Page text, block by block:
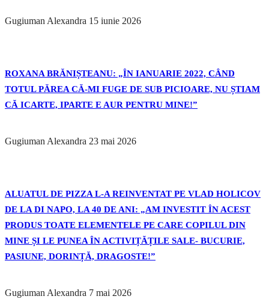
Gugiuman Alexandra 15 iunie 2026
ROXANA BRĂNIȘTEANU: „ÎN IANUARIE 2022, CÂND
TOTUL PĂREA CĂ-MI FUGE DE SUB PICIOARE, NU ȘTIAM
CĂ ICARTE, IPARTE E AUR PENTRU MINE!”
Gugiuman Alexandra 23 mai 2026
ALUATUL DE PIZZA L-A REINVENTAT PE VLAD HOLICOV
DE LA DI NAPO, LA 40 DE ANI: „AM INVESTIT ÎN ACEST
PRODUS TOATE ELEMENTELE PE CARE COPILUL DIN
MINE ȘI LE PUNEA ÎN ACTIVIȚĂȚILE SALE- BUCURIE,
PASIUNE, DORINȚĂ, DRAGOSTE!”
Gugiuman Alexandra 7 mai 2026